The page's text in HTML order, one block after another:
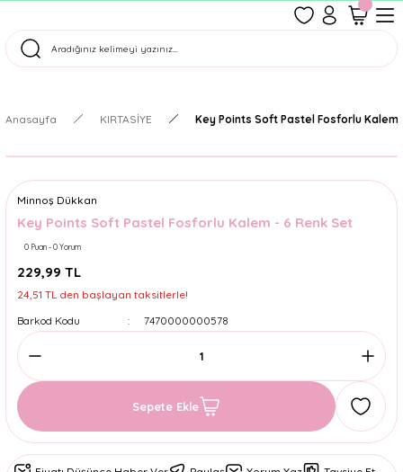
Tüm Siparişler Aynı Gün Kargoda!
Anasayfa KIRTASİYE Key Points Soft Pastel Fosforlu Kalem
Minnoş Dükkan
Key Points Soft Pastel Fosforlu Kalem - 6 Renk Set
0 Puan - 0 Yorum
229,99 TL
24,51 TL den başlayan taksitlerle!
Barkod Kodu
7470000000578
Sepete Ekle